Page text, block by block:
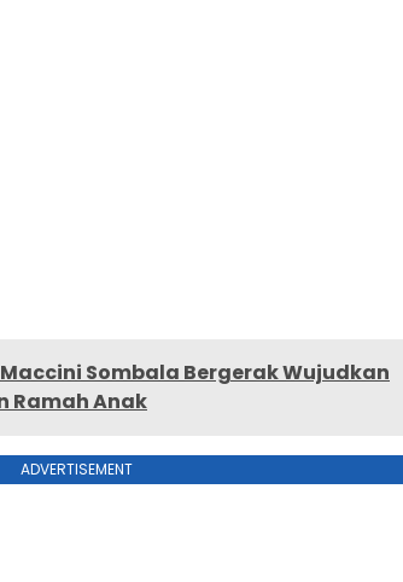
Maccini Sombala Bergerak Wujudkan
Ramah Anak
ADVERTISEMENT